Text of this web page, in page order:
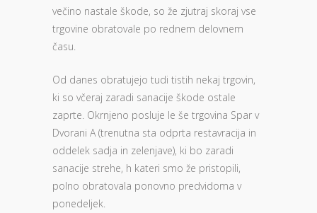
večino nastale škode, so že zjutraj skoraj vse
trgovine obratovale po rednem delovnem
času.
Od danes obratujejo tudi tistih nekaj trgovin,
ki so včeraj zaradi sanacije škode ostale
zaprte. Okrnjeno posluje le še trgovina Spar v
Dvorani A (trenutna sta odprta restavracija in
oddelek sadja in zelenjave), ki bo zaradi
sanacije strehe, h kateri smo že pristopili,
polno obratovala ponovno predvidoma v
ponedeljek.